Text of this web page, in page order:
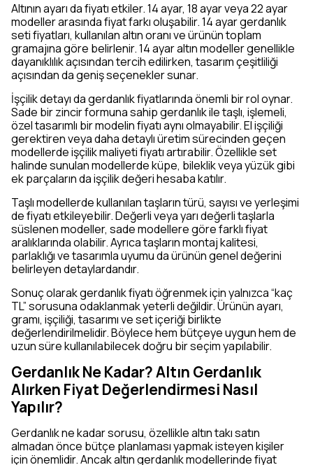
Altının ayarı da fiyatı etkiler. 14 ayar, 18 ayar veya 22 ayar
modeller arasında fiyat farkı oluşabilir. 14 ayar gerdanlık
seti fiyatları, kullanılan altın oranı ve ürünün toplam
gramajına göre belirlenir. 14 ayar altın modeller genellikle
dayanıklılık açısından tercih edilirken, tasarım çeşitliliği
açısından da geniş seçenekler sunar.
İşçilik detayı da gerdanlık fiyatlarında önemli bir rol oynar.
Sade bir zincir formuna sahip gerdanlık ile taşlı, işlemeli,
özel tasarımlı bir modelin fiyatı aynı olmayabilir. El işçiliği
gerektiren veya daha detaylı üretim sürecinden geçen
modellerde işçilik maliyeti fiyatı artırabilir. Özellikle set
halinde sunulan modellerde küpe, bileklik veya yüzük gibi
ek parçaların da işçilik değeri hesaba katılır.
Taşlı modellerde kullanılan taşların türü, sayısı ve yerleşimi
de fiyatı etkileyebilir. Değerli veya yarı değerli taşlarla
süslenen modeller, sade modellere göre farklı fiyat
aralıklarında olabilir. Ayrıca taşların montaj kalitesi,
parlaklığı ve tasarımla uyumu da ürünün genel değerini
belirleyen detaylardandır.
Sonuç olarak gerdanlık fiyatı öğrenmek için yalnızca “kaç
TL” sorusuna odaklanmak yeterli değildir. Ürünün ayarı,
gramı, işçiliği, tasarımı ve set içeriği birlikte
değerlendirilmelidir. Böylece hem bütçeye uygun hem de
uzun süre kullanılabilecek doğru bir seçim yapılabilir.
Gerdanlık Ne Kadar? Altın Gerdanlık
Alırken Fiyat Değerlendirmesi Nasıl
Yapılır?
Gerdanlık ne kadar sorusu, özellikle altın takı satın
almadan önce bütçe planlaması yapmak isteyen kişiler
için önemlidir. Ancak altın gerdanlık modellerinde fiyat